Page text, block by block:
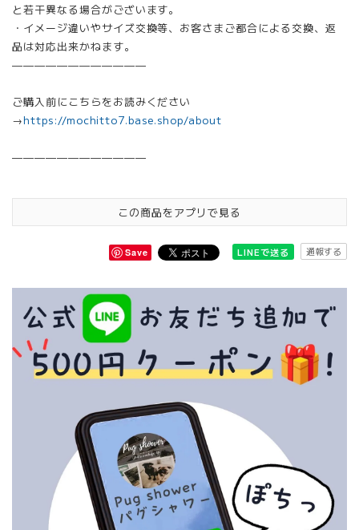
と若干異なる場合がございます。
・イメージ違いやサイズ交換等、お客さまご都合による交換、返
品は対応出来かねます。
————————————
ご購入前にこちらをお読みください
→https://mochitto7.base.shop/about
————————————
この商品をアプリで見る
Save LINEで送る 通報する